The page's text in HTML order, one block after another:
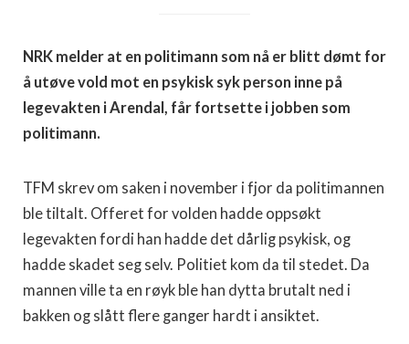
NRK melder at en politimann som nå er blitt dømt for
å utøve vold mot en psykisk syk person inne på
legevakten i Arendal, får fortsette i jobben som
politimann.
TFM skrev om saken i november i fjor da politimannen
ble tiltalt. Offeret for volden hadde oppsøkt
legevakten fordi han hadde det dårlig psykisk, og
hadde skadet seg selv. Politiet kom da til stedet. Da
mannen ville ta en røyk ble han dytta brutalt ned i
bakken og slått flere ganger hardt i ansiktet.